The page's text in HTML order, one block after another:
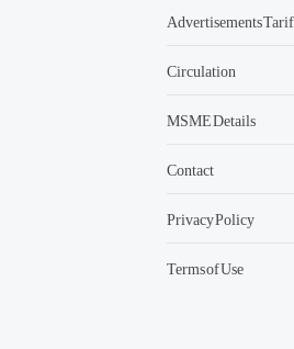
Advertisements
Circulation
MSME Details
Contact
Privacy Policy
Terms of Use